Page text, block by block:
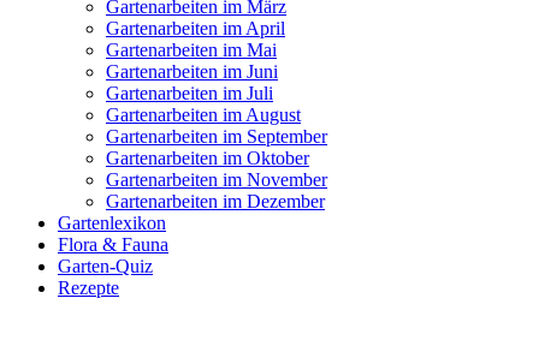
Gartenarbeiten im März
Gartenarbeiten im April
Gartenarbeiten im Mai
Gartenarbeiten im Juni
Gartenarbeiten im Juli
Gartenarbeiten im August
Gartenarbeiten im September
Gartenarbeiten im Oktober
Gartenarbeiten im November
Gartenarbeiten im Dezember
Gartenlexikon
Flora & Fauna
Garten-Quiz
Rezepte